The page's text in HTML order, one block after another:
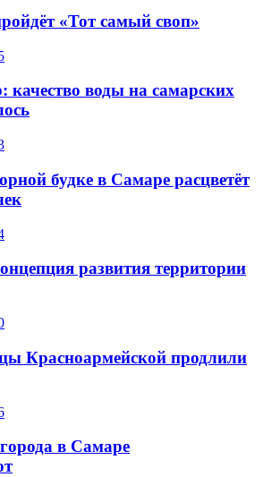
«Тот самый своп»
качество воды на самарских
будке в Самаре расцветёт
развития территории
Красноармейской продлили
в Самаре